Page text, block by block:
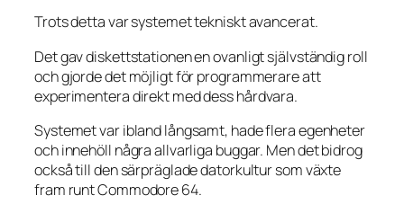
Trots detta var systemet tekniskt avancerat.
Det gav diskettstationen en ovanligt självständig roll
och gjorde det möjligt för programmerare att
experimentera direkt med dess hårdvara.
Systemet var ibland långsamt, hade flera egenheter
och innehöll några allvarliga buggar. Men det bidrog
också till den särpräglade datorkultur som växte
fram runt Commodore 64.